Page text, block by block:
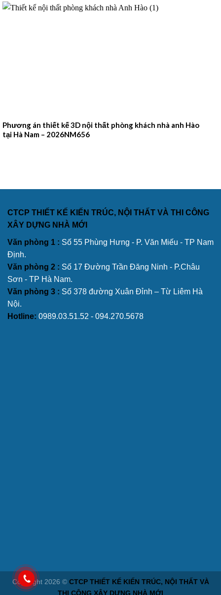
Phương án thiết kế 3D nội thất phòng khách nhà anh Hào
tại Hà Nam – 2026NM656
CTCP THIẾT KẾ KIẾN TRÚC, NỘI THẤT VÀ THI CÔNG
XÂY DỰNG NHÀ MỚI
Văn phòng 1 : Số 55 Phùng Hưng - P. Văn Miếu - TP Nam
Định.
Văn phòng 2 : Số 17 Đường Trần Đăng Ninh - P.Châu
Sơn - TP Hà Nam.
Văn phòng 3 : Số 378 đường Xuân Đỉnh – Từ Liêm Hà
Nội.
Hotline: 0989.03.51.52 - 094.270.5678
Copyright 2026 © CTCP THIẾT KẾ KIẾN TRÚC, NỘI THẤT VÀ
THI CÔNG XÂY DỰNG NHÀ MỚI